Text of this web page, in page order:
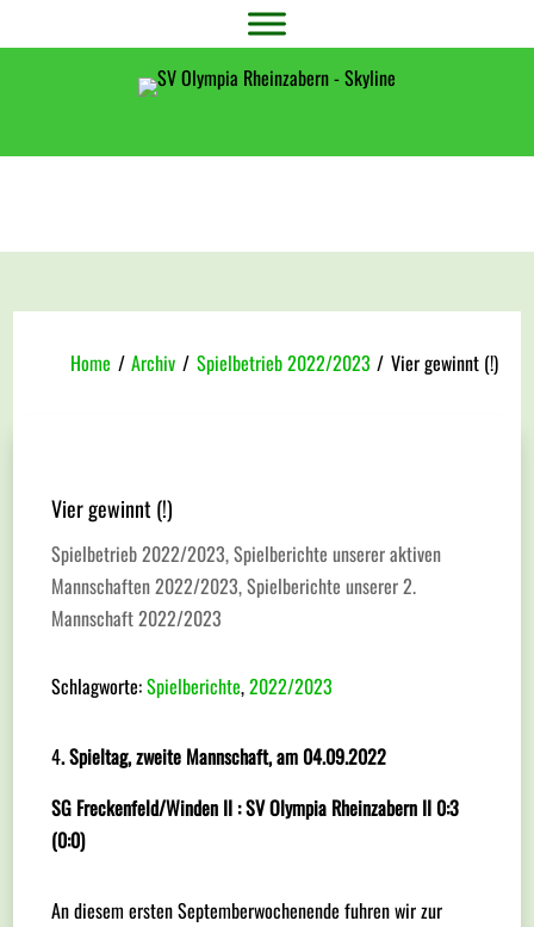
Home / Archiv / Spielbetrieb 2022/2023 / Vier gewinnt (!)
Vier gewinnt (!)
Spielbetrieb 2022/2023,Spielberichte unserer aktiven
Mannschaften 2022/2023,Spielberichte unserer 2.
Mannschaft 2022/2023
Schlagworte:Spielberichte,2022/2023
4. Spieltag, zweite Mannschaft, am 04.09.2022
SG Freckenfeld/Winden II : SV Olympia Rheinzabern II 0:3
(0:0)
An diesem ersten Septemberwochenende fuhren wir zur